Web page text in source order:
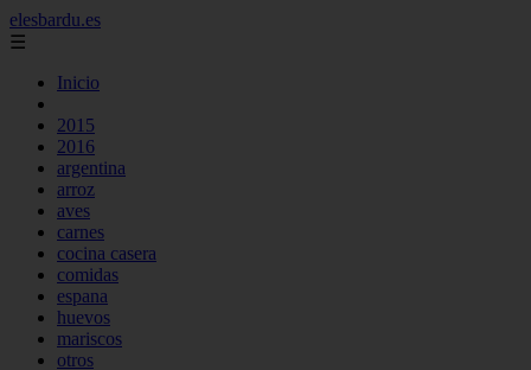
elesbardu.es
☰
Inicio
2015
2016
argentina
arroz
aves
carnes
cocina casera
comidas
espana
huevos
mariscos
otros